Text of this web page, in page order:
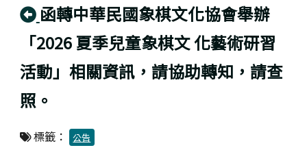
回上頁
函轉中華民國象棋文化協會舉辦
「2026 夏季兒童象棋文 化藝術研習
活動」相關資訊，請協助轉知，請查
照。
標籤： 公告